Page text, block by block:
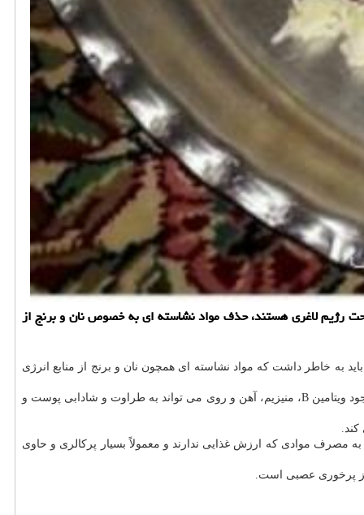
رژیم لاغری هستند، حذف مواد نشاسته ای به خصوص نان و برنج از
به خاطر داشت كه مواد نشاسته ای همچون نان و برنج از منابع انرژی
وی با اشاره به اینكه افراد اعتقاد دارند كه نان و برنج چاق كننده هستند و باید بطور كامل از الگوی غذایی روزانه حذف شوند، اضافه كرد: برنج به سبب وجود ویتامین B، منیزیم، آهن و روی می تواند به طراوت و شادابی پوست و
موادی كه ارزش غذایی ندارند و معمولاً بسیار پركالری و حاوی
پرخوری عصبی است.